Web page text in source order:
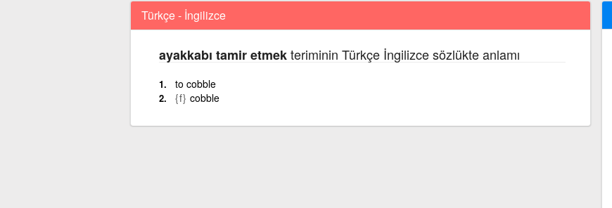
Türkçe - İngilizce
ayakkabı tamir etmekteriminin Türkçe İngilizce sözlükte anlamı
to cobble
{f} cobble